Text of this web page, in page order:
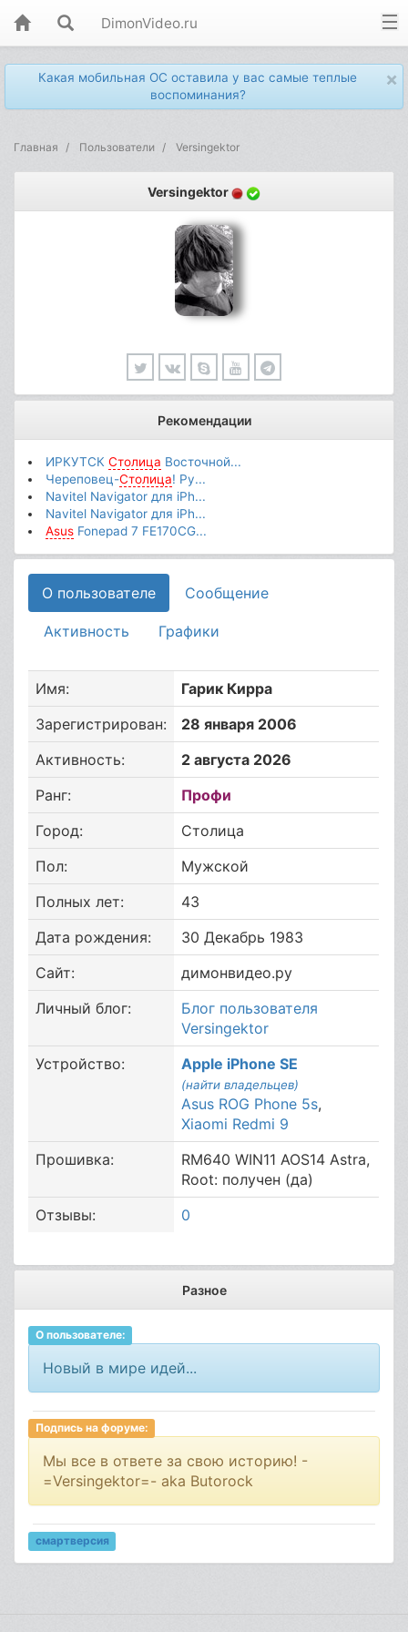
DimonVideo.ru
×
Какая мобильная ОС оставила у вас самые теплые
воспоминания?
Главная Пользователи Versingektor
Versingektor
Рекомендации
ИРКУТСКСтолица Восточной...
Череповец-Столица! Ру...
Navitel Navigator для iPh...
Navitel Navigator для iPh...
Asus Fonepad 7 FE170CG...
О пользователе Сообщение
Активность Графики
Имя:
Гарик Кирра
Зарегистрирован:
28 января 2006
Активность:
2 августа 2026
Ранг:
Профи
Город:
Столица
Пол:
Мужской
Полных лет:
43
Дата рождения:
30 Декабрь 1983
Сайт:
димонвидео.ру
Личный блог:
Блог пользователя
Versingektor
Устройство:
Apple iPhone SE
(найти владельцев)
Asus ROG Phone 5s,
Xiaomi Redmi 9
Прошивка:
RM640 WIN11 AOS14 Astra,
Root: получен (да)
Отзывы:
0
Разное
О пользователе:
Новый в мире идей...
Подпись на форуме:
Мы все в ответе за свою историю! -
=Versingektor=- aka Butorock
смартверсия